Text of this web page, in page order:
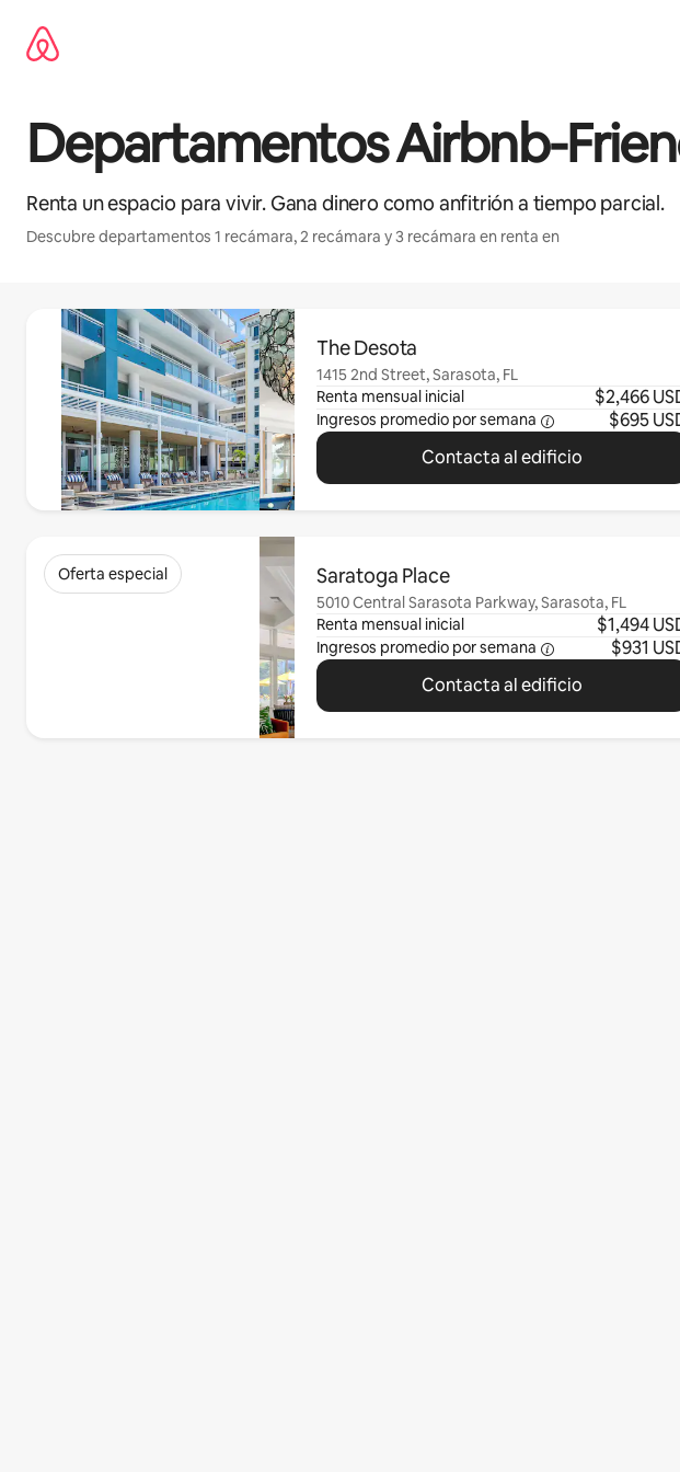
contenido
Departamentos Airbnb-
Renta un espacio para vivir. Gana dinero como anfitrión a tiempo parcial.
Descubre departamentos 1 recámara, 2 recámara y 3 recámara en renta en
Mostrando 0 de 0 elementos
The Desota
1415 2nd Street, Sarasota, FL
Renta mensual inicial
$2,466
Ingresos promedio por semana
$695
Contacta al edificio
Oferta especial Saratoga Place
5010 Central Sarasota Parkway, Sarasota, FL
Renta mensual inicial
$1,494
Ingresos promedio por semana
$931
Contacta al edificio